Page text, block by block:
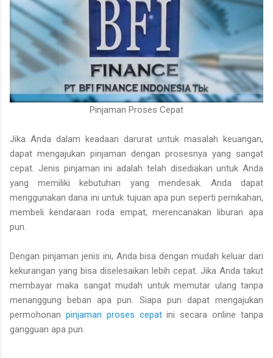
Pinjaman Proses Cepat
Jika Anda dalam keadaan darurat untuk masalah keuangan,
dapat mengajukan pinjaman dengan prosesnya yang sangat
cepat. Jenis pinjaman ini adalah telah disediakan untuk Anda
yang memiliki kebutuhan yang mendesak. Anda dapat
menggunakan dana ini untuk tujuan apa pun seperti pernikahan,
membeli kendaraan roda empat, merencanakan liburan apa
pun.
Dengan pinjaman jenis ini, Anda bisa dengan mudah keluar dari
kekurangan yang bisa diselesaikan lebih cepat. Jika Anda takut
membayar maka sangat mudah untuk memutar ulang tanpa
menanggung beban apa pun. Siapa pun dapat mengajukan
permohonan pinjaman proses cepatini secara online tanpa
gangguan apa pun.